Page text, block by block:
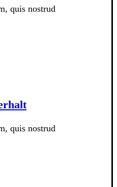
quis nostrud
quis nostrud